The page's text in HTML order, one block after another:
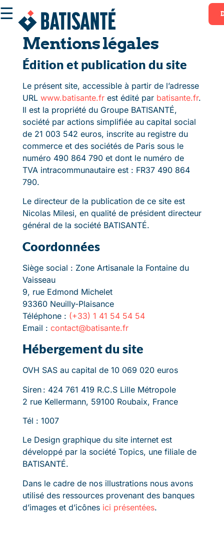
Mentions légales
Édition et publication du site
Le présent site, accessible à partir de l’adresse
URL www.batisante.frest édité par batisante.fr.
Il est la propriété du Groupe BATISANTÉ,
société par actions simplifiée au capital social
de 21 003 542 euros, inscrite au registre du
commerce et des sociétés de Paris sous le
numéro 490 864 790 et dont le numéro de
TVA intracommunautaire est : FR37 490 864
790.
Le directeur de la publication de ce site est
Nicolas Milesi, en qualité de président directeur
général de la société BATISANTÉ.
Coordonnées
Siège social : Zone Artisanale la Fontaine du
Vaisseau
9, rue Edmond Michelet
93360 Neuilly-Plaisance
Téléphone : (+33) 1 41 54 54 54
Email : contact@batisante.fr
Hébergement du site
OVH SAS au capital de 10 069 020 euros
Siren : 424 761 419 R.C.S Lille Métropole
2 rue Kellermann, 59100 Roubaix, France
Tél : 1007
Le Design graphique du site internet est
développé par la société Topics, une filiale de
BATISANTÉ.
Dans le cadre de nos illustrations nous avons
utilisé des ressources provenant des banques
d’images et d’icônes ici présentées.